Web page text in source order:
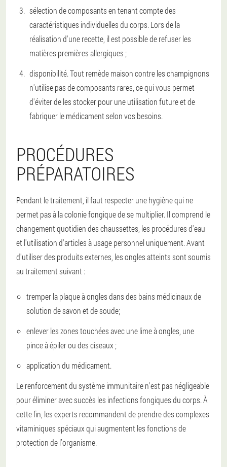
sélection de composants en tenant compte des
caractéristiques individuelles du corps. Lors de la
réalisation d'une recette, il est possible de refuser les
matières premières allergiques ;
disponibilité. Tout remède maison contre les champignons
n'utilise pas de composants rares, ce qui vous permet
d'éviter de les stocker pour une utilisation future et de
fabriquer le médicament selon vos besoins.
PROCÉDURES
PRÉPARATOIRES
Pendant le traitement, il faut respecter une hygiène qui ne
permet pas à la colonie fongique de se multiplier. Il comprend le
changement quotidien des chaussettes, les procédures d'eau
et l'utilisation d'articles à usage personnel uniquement. Avant
d'utiliser des produits externes, les ongles atteints sont soumis
au traitement suivant :
tremper la plaque à ongles dans des bains médicinaux de
solution de savon et de soude;
enlever les zones touchées avec une lime à ongles, une
pince à épiler ou des ciseaux ;
application du médicament.
Le renforcement du système immunitaire n'est pas négligeable
pour éliminer avec succès les infections fongiques du corps. À
cette fin, les experts recommandent de prendre des complexes
vitaminiques spéciaux qui augmentent les fonctions de
protection de l’organisme.